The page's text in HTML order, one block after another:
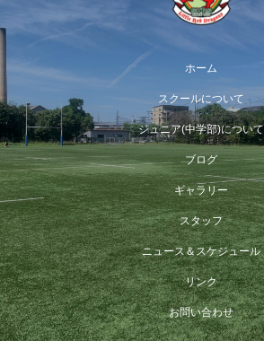
ホーム
スクールについて
ジュニア(中学部)について
ブログ
ギャラリー
スタッフ
ニュース＆スケジュール
リンク
お問い合わせ